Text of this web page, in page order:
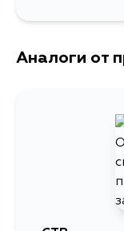
Аналоги от